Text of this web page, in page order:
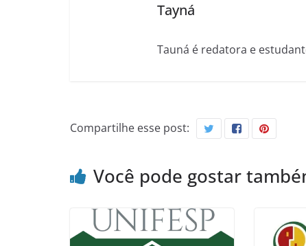
Tayná
Tauná é redatora e
Compartilhe esse post:
Você pode gostar